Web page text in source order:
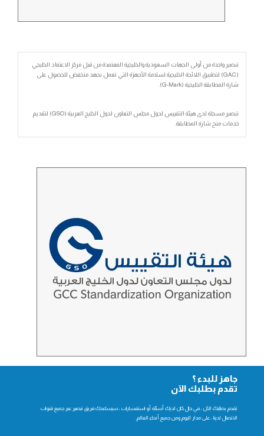
تبصير واحدة من أولى الجهات السعودية والخليجية المعتمدة من قبل مركز الاعتماد الخليجي
(GAC) لتطبيق اللائحة الخليجية لسلامة الأجهزة التي تعمل بجهد منخفض للحصول على
شارة المطابقة الخليجية (G-Mark).
تبصير مسجلة لدى هيئة التقييس لدول مجلس التعاون لدول الخليج العربية (GSO) لتقديم
خدمات منح شارة المطابقة.
جاهز للبدء ؟
تقدم بطلبك الآن
تقدم بطلبك الآن ، في حال كان لديك أسئلة أو استفسارات ، سيساعدك فريق تبصير عبر جميع قنوات
الاتصال لدينا ، على مدار اليوم ومن جميع أنحاء العالم.